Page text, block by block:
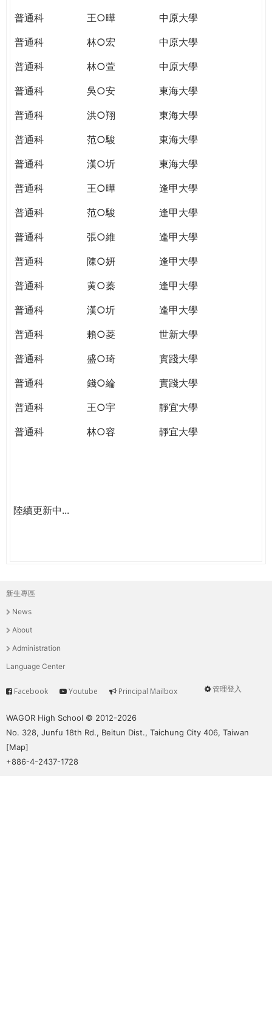
普通科
王○曄
中原大學
普通科
林○宏
中原大學
普通科
林○萱
中原大學
普通科
吳○安
東海大學
普通科
洪○翔
東海大學
普通科
范○駿
東海大學
普通科
漢○圻
東海大學
普通科
王○曄
逢甲大學
普通科
范○駿
逢甲大學
普通科
張○維
逢甲大學
普通科
陳○妍
逢甲大學
普通科
黄○蓁
逢甲大學
普通科
漢○圻
逢甲大學
普通科
賴○菱
世新大學
普通科
盛○琦
實踐大學
普通科
錢○綸
實踐大學
普通科
王○宇
靜宜大學
普通科
林○容 靜宜大學
陸續更新中...
主
選
單
新生專區
News
About
Administration
Language Center
User
管理登入
Service
Facebook Youtube Principal Mailbox
WAGOR High School © 2012-2026
No. 328, Junfu 18th Rd., Beitun Dist., Taichung City 406, Taiwan
[Map]
+886-4-2437-1728